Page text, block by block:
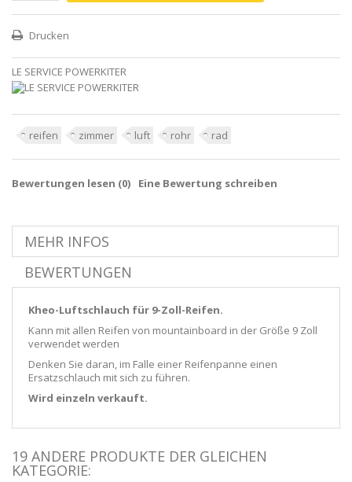
Drucken
LE SERVICE POWERKITER
reifen zimmer luft rohr rad
Bewertungen lesen (0) Eine Bewertung schreiben
MEHR INFOS
BEWERTUNGEN
Kheo-Luftschlauch für 9-Zoll-Reifen.
Kann mit allen Reifen von mountainboard in der Größe 9 Zoll
verwendet werden
Denken Sie daran, im Falle einer Reifenpanne einen
Ersatzschlauch mit sich zu führen.
Wird einzeln verkauft.
19 ANDERE PRODUKTE DER GLEICHEN
KATEGORIE: